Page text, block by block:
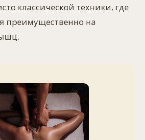
классической техники, где
преимущественно на